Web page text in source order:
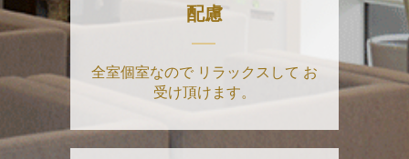
配慮
全室個室なのでリラックスして お
受け頂けます。